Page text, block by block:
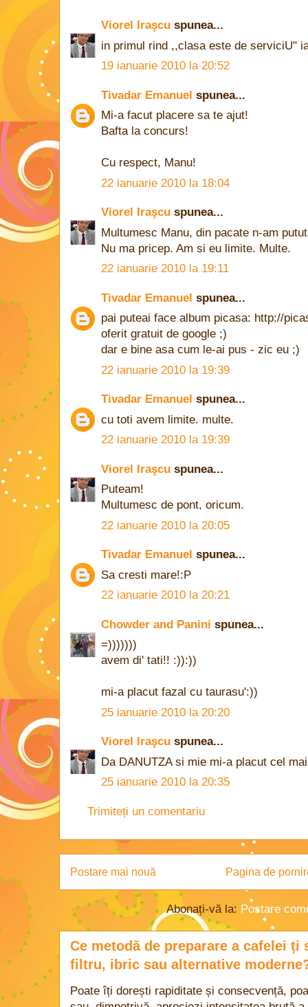
Viorel Iraşcu spunea...
in primul rind ,,clasa este de serviciU"
19 ianuarie 2010 la 20:52
Tivadar Emanuel spunea...
Mi-a facut placere sa te ajut!
Bafta la concurs!
Cu respect, Manu!
22 ianuarie 2010 la 18:04
Viorel Iraşcu spunea...
Multumesc Manu, din pacate n-am
Nu ma pricep. Am si eu limite. Multe.
22 ianuarie 2010 la 19:11
Tivadar Emanuel spunea...
pai puteai face album picasa: http://
oferit gratuit de google ;)
dar e bine asa cum le-ai pus - zic eu ;)
22 ianuarie 2010 la 19:39
Tivadar Emanuel spunea...
cu toti avem limite. multe.
22 ianuarie 2010 la 19:39
Viorel Iraşcu spunea...
Puteam!
Multumesc de pont, oricum.
22 ianuarie 2010 la 20:05
Tivadar Emanuel spunea...
Sa cresti mare!:P
22 ianuarie 2010 la 20:21
Chowder and Panini spunea...
=)))))))
avem di' tati!! :)):))
mi-a placut fazal cu taurasu':))
25 ianuarie 2010 la 20:20
Viorel Iraşcu spunea...
Da DANUTZA si mie mi-a placut cel
25 ianuarie 2010 la 20:35
Trimiteți un comentariu
Postare mai nouă Pagina de
Abonați-vă la: Postare
Ce metodă de preparare a cafelei
filtru, ibric sau alternative
Poate îți dorești rapiditate și consecvență,